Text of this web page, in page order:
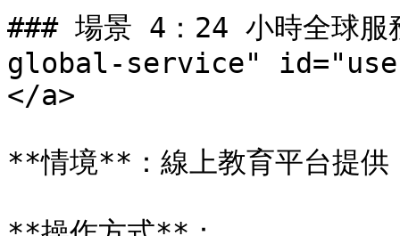
### 場景 4：24 小時全球
global-service"
</a>
**情境**：線上教育平台提